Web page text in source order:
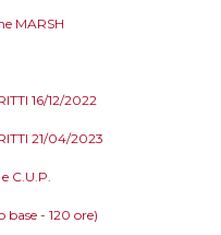
MARSH
16/12/2022
21/04/2023
C.U.P.
- 120 ore)